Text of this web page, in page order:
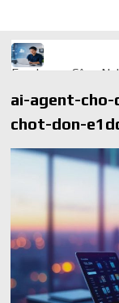
Freelancer Công
Quà cá
AI trong doanh
Ứng dụng AI trong
Ứng dụng AI cho
ai-agent-
chot-don-